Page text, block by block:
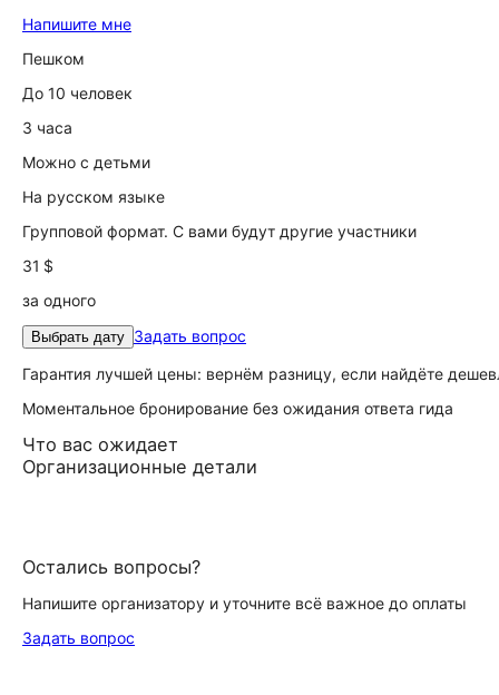
Напишите мне
Пешком
До 10 человек
3 часа
Можно с детьми
На русском языке
Групповой формат. С вами будут другие участники
31 $
за одного
Выбрать дату Задать вопрос
Гарантия лучшей цены: вернём разницу, если найдёте
Моментальное бронирование без ожидания ответа гида
Что вас ожидает
Организационные детали
Остались вопросы?
Напишите организатору и уточните всё важное до оплаты
Задать вопрос